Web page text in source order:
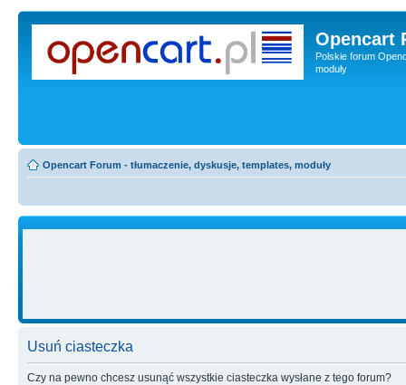
Opencart
Polskie forum
moduły
Opencart Forum - tłumaczenie, dyskusje, templates, moduły
Usuń ciasteczka
Czy na pewno chcesz usunąć wszystkie ciasteczka wysłane z tego forum?